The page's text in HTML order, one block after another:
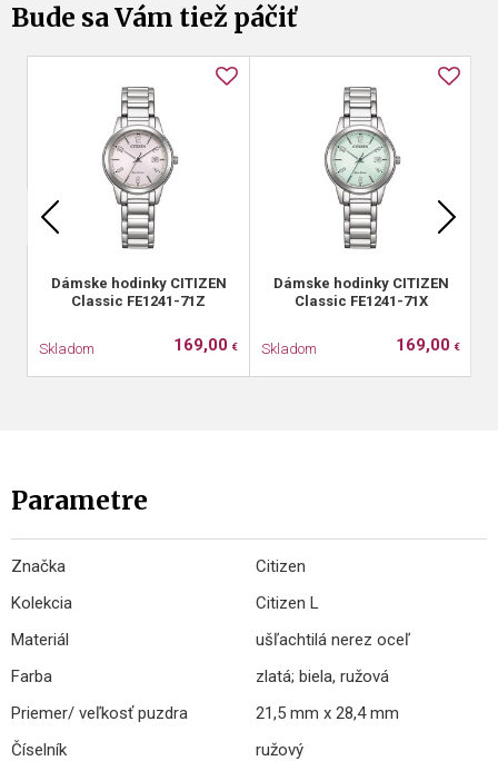
Bude sa Vám tiež páčiť
Dámske hodinky CITIZEN
Classic FE1241-71Z
Skladom 169,00 €
Dámske hodinky CITIZEN
Classic FE1241-71X
Skladom 169,00 €
Parametre
Značka
Citizen
Kolekcia
Citizen L
Materiál
ušľachtilá nerez oceľ
Farba
zlatá; biela, ružová
Priemer/ veľkosť puzdra
21,5 mm x 28,4 mm
Číselník
ružový